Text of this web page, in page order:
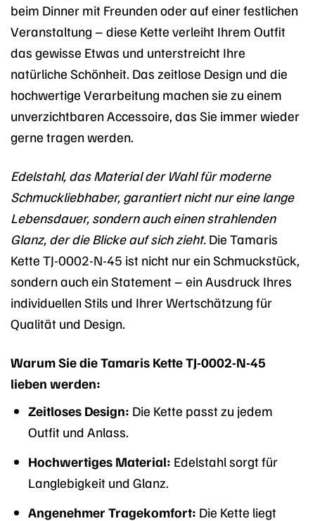
beim Dinner mit Freunden oder auf einer festlichen
Veranstaltung – diese Kette verleiht Ihrem Outfit
das gewisse Etwas und unterstreicht Ihre
natürliche Schönheit. Das zeitlose Design und die
hochwertige Verarbeitung machen sie zu einem
unverzichtbaren Accessoire, das Sie immer wieder
gerne tragen werden.
Edelstahl, das Material der Wahl für moderne
Schmuckliebhaber, garantiert nicht nur eine lange
Lebensdauer, sondern auch einen strahlenden
Glanz, der die Blicke auf sich zieht. Die Tamaris
Kette TJ-0002-N-45 ist nicht nur ein Schmuckstück,
sondern auch ein Statement – ein Ausdruck Ihres
individuellen Stils und Ihrer Wertschätzung für
Qualität und Design.
Warum Sie die Tamaris Kette TJ-0002-N-45
lieben werden:
Zeitloses Design: Die Kette passt zu jedem
Outfit und Anlass.
Hochwertiges Material: Edelstahl sorgt für
Langlebigkeit und Glanz.
Angenehmer Tragekomfort: Die Kette liegt